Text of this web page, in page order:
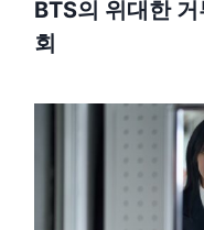
BTS의 위대한
회